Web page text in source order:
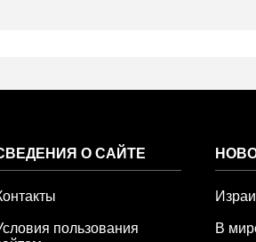
О САЙТЕ
пользования
В